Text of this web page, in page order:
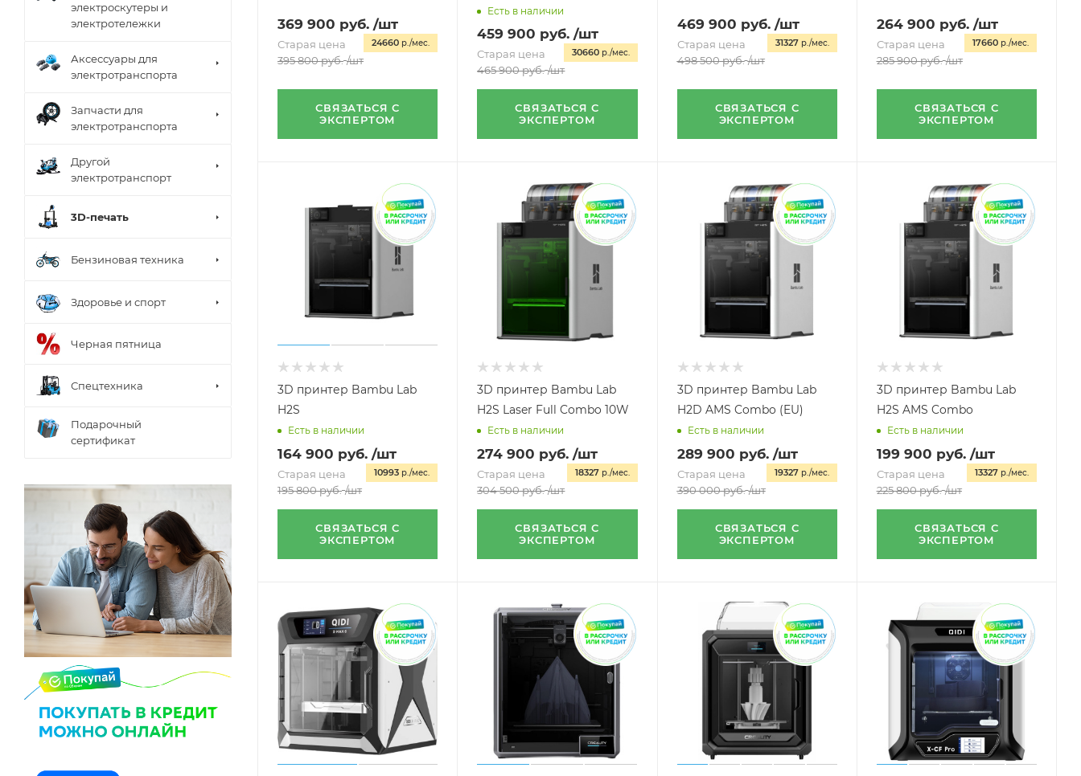
369 900 руб. /шт
24660 р./мес.
Старая цена
395 800руб. /шт
СВЯЗАТЬСЯ С
ЭКСПЕРТОМ
Есть в наличии
459 900 руб. /шт
30660р./мес.
Старая цена
465 900руб. /шт
СВЯЗАТЬСЯ С
ЭКСПЕРТОМ
469 900 руб. /шт
31327р./мес.
Старая цена
498 500руб. /шт
СВЯЗАТЬСЯ С
ЭКСПЕРТОМ
264 900 руб. /шт
17660 р./мес.
Старая цена
285 900руб. /шт
СВЯЗАТЬСЯ С
ЭКСПЕРТОМ
3D принтер Bambu Lab
H2S
Есть в наличии
164 900 руб. /шт
10993 р./мес.
Старая цена
195 800руб. /шт
СВЯЗАТЬСЯ С
ЭКСПЕРТОМ
3D принтер Bambu Lab
H2S Laser Full Combo 10W
Есть в наличии
274 900 руб. /шт
18327р./мес.
Старая цена
304 500руб. /шт
СВЯЗАТЬСЯ С
ЭКСПЕРТОМ
3D принтер Bambu Lab
H2D AMS Combo (EU)
Есть в наличии
289 900 руб. /шт
19327р./мес.
Старая цена
390 000руб. /шт
СВЯЗАТЬСЯ С
ЭКСПЕРТОМ
3D принтер Bambu Lab
H2S AMS Combo
Есть в наличии
199 900 руб. /шт
13327 р./мес.
Старая цена
225 800руб. /шт
СВЯЗАТЬСЯ С
ЭКСПЕРТОМ
электроскутеры и
электротележки
Аксессуары для
электротранспорта
Запчасти для
электротранспорта
Другой
электротранспорт
3D-печать
Бензиновая техника
Здоровье и спорт
Черная пятница
Спецтехника
Подарочный
сертификат